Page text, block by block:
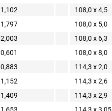
1,102 108,0 x 4,5
1,797 108,0 x 5,0
2,003 108,0 x 6,3
0,601 108,0 x 8,0
0,883 114,3 x 2,0
1,152 114,3 x 2,6
1,409 114,3 x 2,9
1,653 114,3 x 3,05